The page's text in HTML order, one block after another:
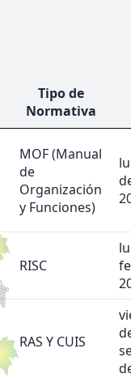
Tipo de
Normativa
MOF (Manual
de
Organización
y Funciones)
RISC
RAS Y CUIS